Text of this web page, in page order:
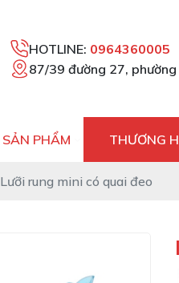
HOTLINE: 0964360005
87/39 đường 27,
SẢN PHẨM THƯƠNG
Lưỡi rung mini có quai đeo